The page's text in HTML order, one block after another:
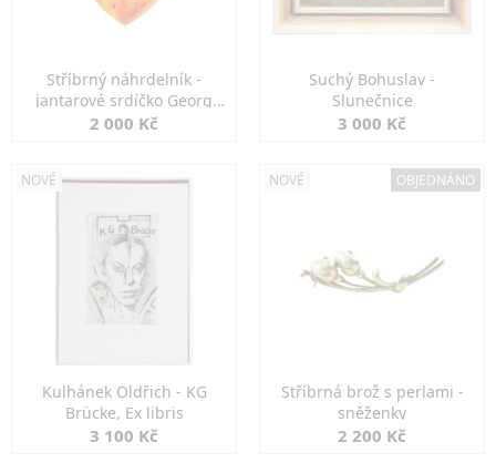
Stříbrný náhrdelník -
jantarové srdíčko Georg
Kramer
2 000 Kč
Suchý Bohuslav -
Slunečnice
3 000 Kč
NOVÉ
Kulhánek Oldřich - KG
Brücke, Ex libris
3 100 Kč
NOVÉ OBJEDNÁNO
Stříbrná brož s perlami -
sněženky
2 200 Kč